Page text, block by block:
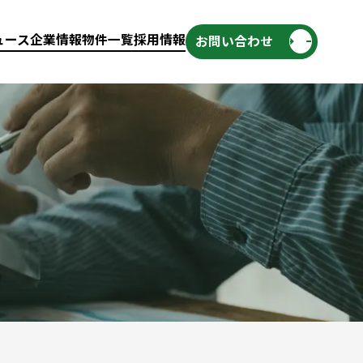
ース企業情報物件一覧採用情報 お問い合わせ